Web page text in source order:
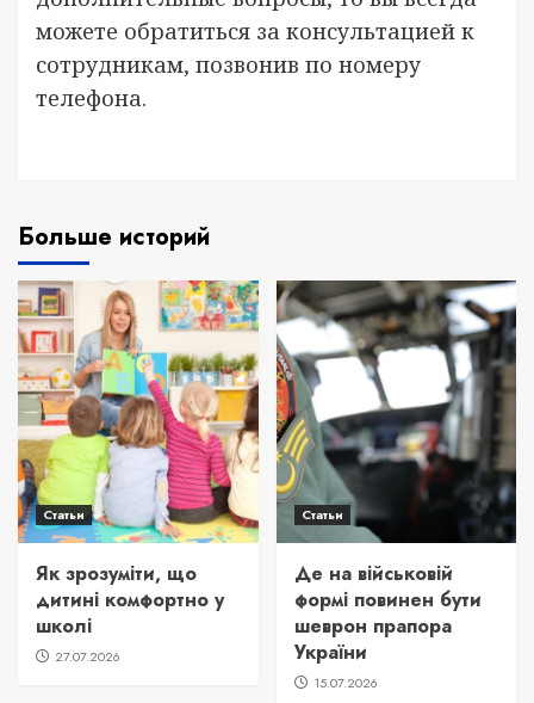
можете обратиться за консультацией к
сотрудникам, позвонив по номеру
телефона.
Больше историй
Статьи
Як зрозуміти, що
дитині комфортно у
школі
27.07.2026
Статьи
Де на військовій
формі повинен бути
шеврон прапора
України
15.07.2026